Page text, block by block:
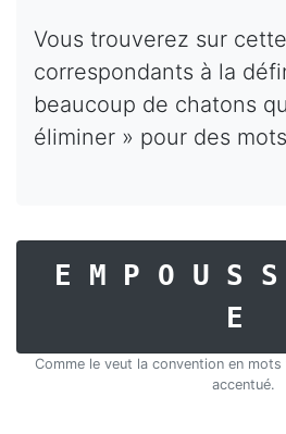
Vous trouverez sur
correspondants à la
beaucoup de chatons
éliminer » pour des
E
Comme le veut la convention en
accentué.